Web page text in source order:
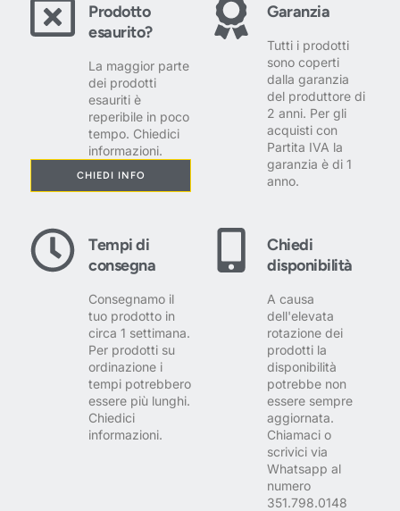
Prodotto
esaurito?
La maggior parte
dei prodotti
esauriti è
reperibile in poco
tempo. Chiedici
informazioni.
CHIEDI INFO
Garanzia
Tutti i prodotti
sono coperti
dalla garanzia
del produttore di
2 anni. Per gli
acquisti con
Partita IVA la
garanzia è di 1
anno.
Tempi di
consegna
Consegnamo il
tuo prodotto in
circa 1 settimana.
Per prodotti su
ordinazione i
tempi potrebbero
essere più lunghi.
Chiedici
informazioni.
Chiedi
disponibilità
A causa
dell'elevata
rotazione dei
prodotti la
disponibilità
potrebbe non
essere sempre
aggiornata.
Chiamaci o
scrivici via
Whatsapp al
numero
351.798.0148